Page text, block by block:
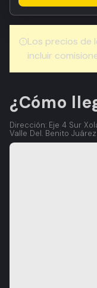
Los precios de
incluir
¿Cómo
Dirección: Eje 4 Sur
Valle Del. Benito Juárez